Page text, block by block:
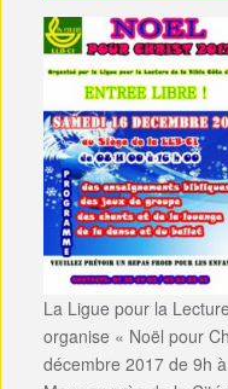
La Ligue pour la
organise « Noël pour
décembre 2017 de 9h